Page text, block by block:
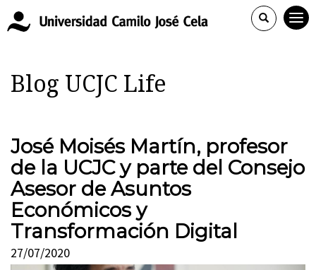
Blog UCJC Life
José Moisés Martín, profesor
de la UCJC y parte del Consejo
Asesor de Asuntos
Económicos y
Transformación Digital
27/07/2020